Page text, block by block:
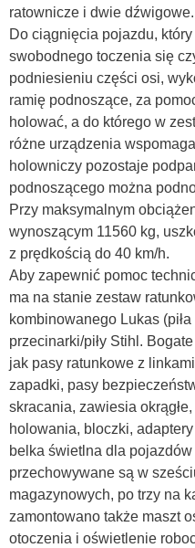
ratownicze i dwie dźwigowe.
Do ciągnięcia pojazdu,
swobodnego toczenia się
podniesieniu części osi,
ramię podnoszące, za
holować, a do którego w
różne urządzenia
holowniczy pozostaje
podnoszącego można
Przy maksymalnym
wynoszącym 11560 kg,
z prędkością do 40 km/h.
Aby zapewnić pomoc
ma na stanie zestaw
kombinowanego Lukas
przecinarki/piły Stihl.
jak pasy ratunkowe z
zapadki, pasy
skracania, zawiesia
holowania, bloczki,
belka świetlna dla
przechowywane są w
magazynowych, po trzy na
zamontowano także maszt
otoczenia i oświetlenie